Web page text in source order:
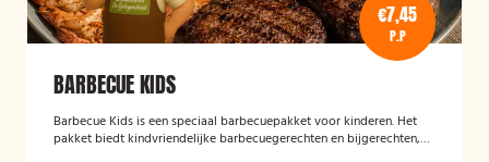
€7,45
P.P
BARBECUE KIDS
Barbecue Kids is een speciaal barbecuepakket voor kinderen. Het
pakket biedt kindvriendelijke barbecuegerechten en bijgerechten,